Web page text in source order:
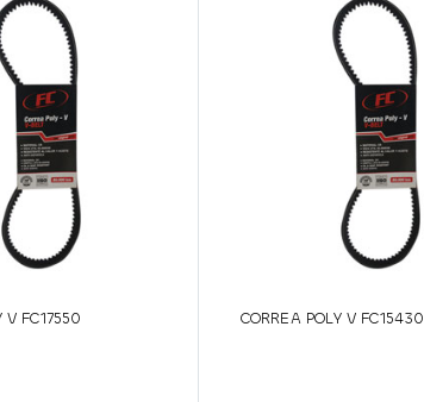
V FC17550 CORREA POLY V FC15430